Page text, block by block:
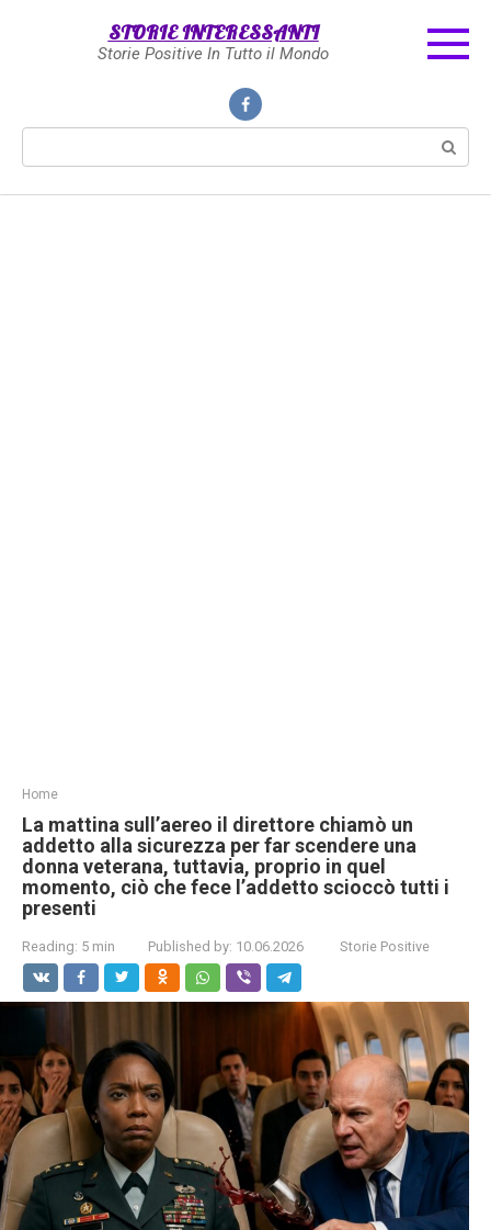
STORIE INTERESSANTI
Storie Positive In Tutto il Mondo
Home
La mattina sull’aereo il direttore chiamò un
addetto alla sicurezza per far scendere una
donna veterana, tuttavia, proprio in quel
momento, ciò che fece l’addetto scioccò tutti i
presenti
Reading: 5 min Published by: 10.06.2026 Storie Positive